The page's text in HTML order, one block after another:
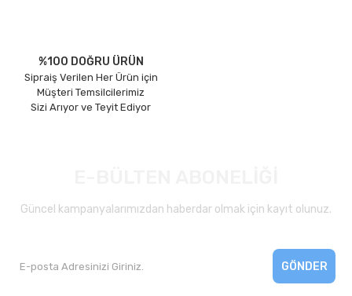
%100 DOĞRU ÜRÜN
Sipraiş Verilen Her Ürün için
Müşteri Temsilcilerimiz
Sizi Arıyor ve Teyit Ediyor
Güncel kampanyalarımızdan haberdar olmak için kayıt olunuz.
GÖNDER